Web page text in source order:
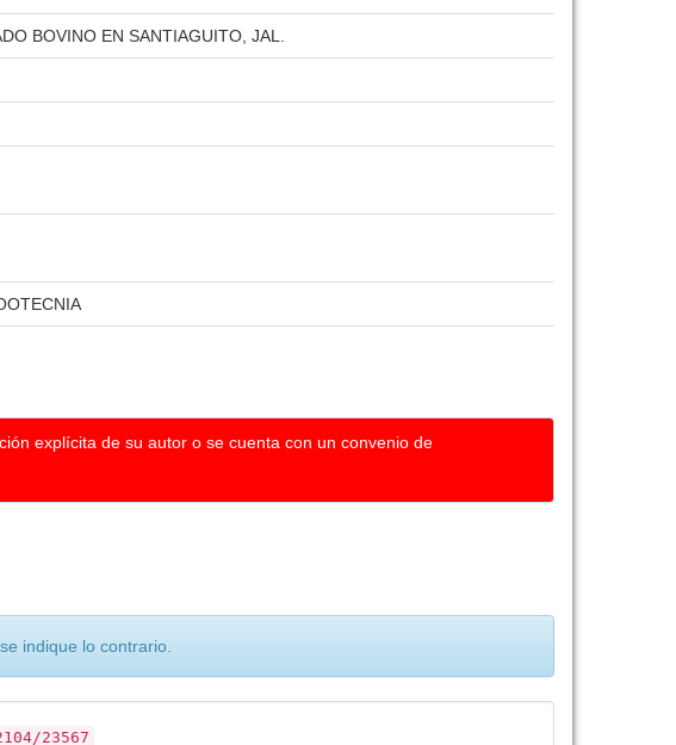
BOVINO EN SANTIAGUITO, JAL.
explícita de su autor o se cuenta con un convenio de
indique lo contrario.
23567